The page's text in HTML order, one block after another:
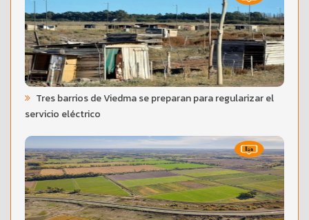
Tres barrios de Viedma se preparan para regularizar el
servicio eléctrico